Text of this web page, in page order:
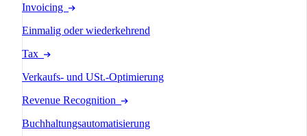
Invoicing
Einmalig oder wiederkehrend
Tax
Verkaufs- und USt.-Optimierung
Revenue Recognition
Buchhaltungsautomatisierung